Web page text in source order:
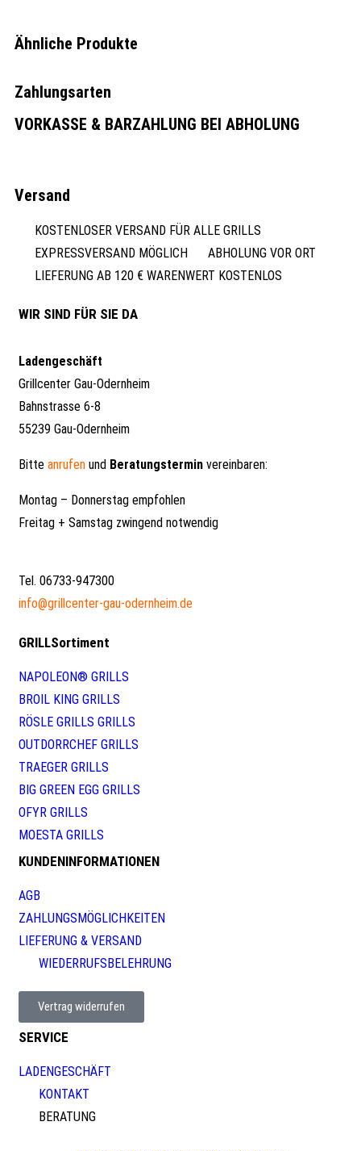
Ähnliche Produkte
Zahlungsarten
VORKASSE & BARZAHLUNG BEI ABHOLUNG
Versand
KOSTENLOSER VERSAND FÜR ALLE GRILLS
EXPRESSVERSAND MÖGLICH
ABHOLUNG VOR ORT
LIEFERUNG AB 120 € WARENWERT KOSTENLOS
WIR SIND FÜR SIE DA
Ladengeschäft
Grillcenter Gau-Odernheim
Bahnstrasse 6-8
55239 Gau-Odernheim
Bitte anrufen und Beratungstermin vereinbaren:
Montag – Donnerstag empfohlen
Freitag + Samstag zwingend notwendig
Tel. 06733-947300
info@grillcenter-gau-odernheim.de
GRILLSortiment
NAPOLEON® GRILLS
BROIL KING GRILLS
RÖSLE GRILLS GRILLS
OUTDORRCHEF GRILLS
TRAEGER GRILLS
BIG GREEN EGG GRILLS
OFYR GRILLS
MOESTA GRILLS
KUNDENINFORMATIONEN
AGB
ZAHLUNGSMÖGLICHKEITEN
LIEFERUNG & VERSAND
WIEDERRUFSBELEHRUNG
Vertrag widerrufen
SERVICE
LADENGESCHÄFT
KONTAKT
BERATUNG